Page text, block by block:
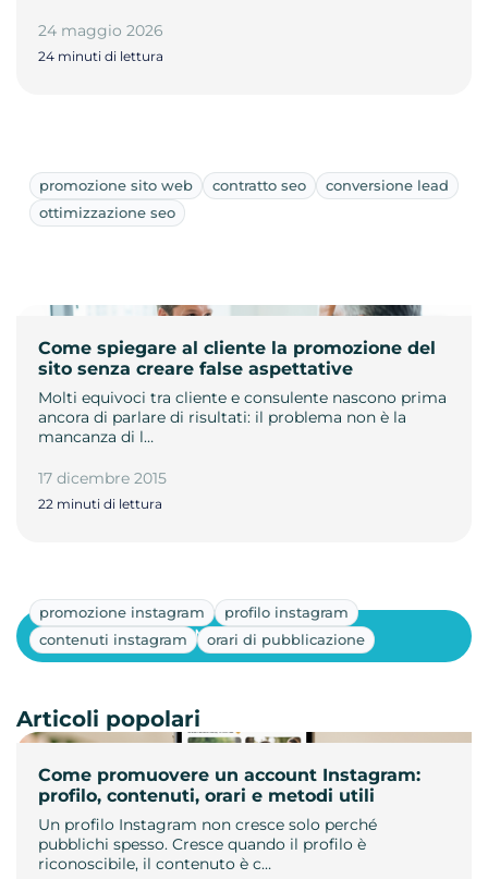
24 maggio 2026
24 minuti di lettura
promozione sito web contratto seo
conversione lead
ottimizzazione seo
Come spiegare al cliente la promozione del
sito senza creare false aspettative
Molti equivoci tra cliente e consulente nascono prima
ancora di parlare di risultati: il problema non è la
mancanza di l…
17 dicembre 2015
22 minuti di lettura
promozione instagram
profilo instagram
contenuti instagram
orari di pubblicazione
Come promuovere un account Instagram:
profilo, contenuti, orari e metodi utili
Un profilo Instagram non cresce solo perché
pubblichi spesso. Cresce quando il profilo è
riconoscibile, il contenuto è c…
Mostra altri
Articoli popolari